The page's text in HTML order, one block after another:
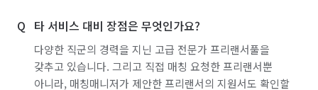
타 서비스 대비 장점은 무엇인가요?
다양한 직군의 경력을 지닌 고급 전문가 프리랜서풀을
갖추고 있습니다. 그리고 직접 매칭 요청한 프리랜서뿐
아니라, 매칭매니저가 제안한 프리랜서의 지원서도 확인할